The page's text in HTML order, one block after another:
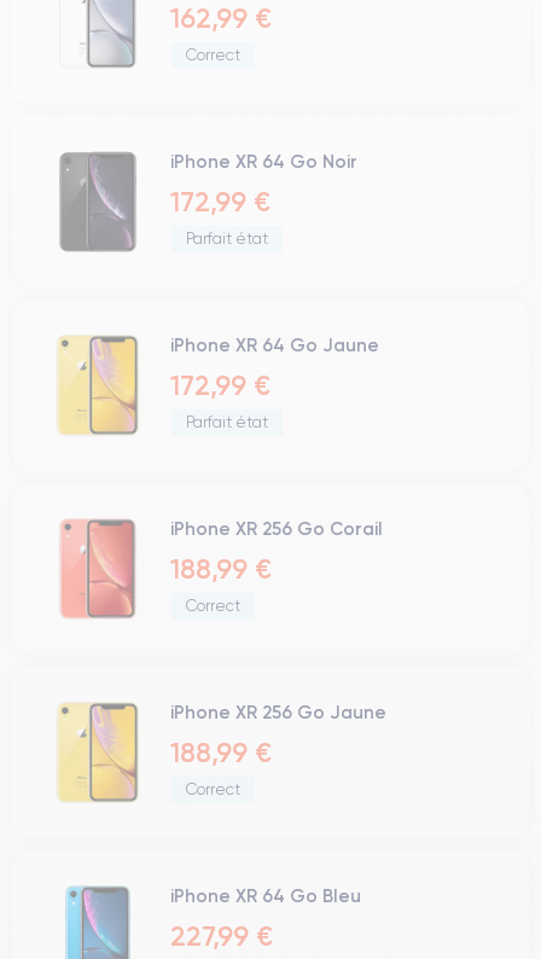
162,99 €
Correct
iPhone XR 64 Go Noir
172,99 €
Parfait état
iPhone XR 64 Go Jaune
172,99 €
Parfait état
iPhone XR 256 Go Corail
188,99 €
Correct
iPhone XR 256 Go Jaune
188,99 €
Correct
iPhone XR 64 Go Bleu
227,99 €